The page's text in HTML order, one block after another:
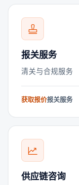
报关服务
清关与合规服务
获取报价报关服务
供应链咨询